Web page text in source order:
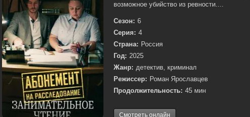
возможное убийство из ревности....
Сезон: 6
Серия: 4
Страна: Россия
Год: 2025
Жанр: детектив, криминал
Режиссер: Роман Ярославцев
Продолжительность: 45 мин
Смотреть онлайн